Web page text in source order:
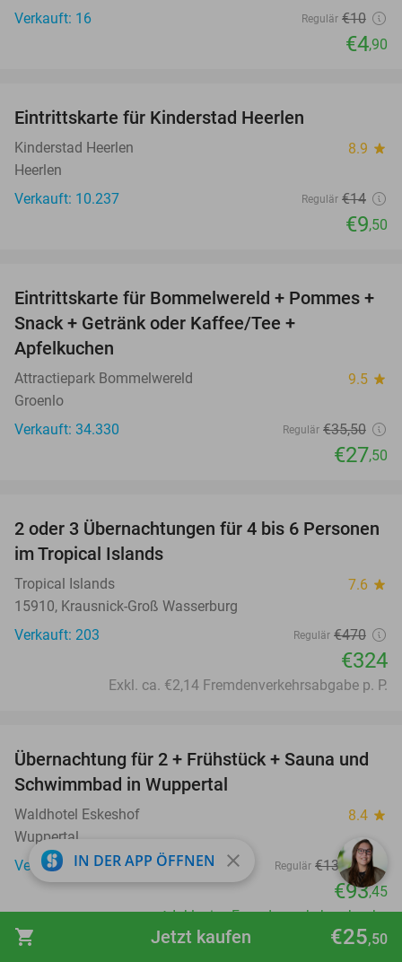
shopping_cart €25,50
Jetzt kaufen
Verkauft: 16
Regulär €10
€4,90
Eintrittskarte für Kinderstad Heerlen
Kinderstad Heerlen 8.9 star
Heerlen
Verkauft: 10.237
Regulär €14
€9,50
23%
Eintrittskarte für Bommelwereld + Pommes +
Snack + Getränk oder Kaffee/Tee +
Apfelkuchen
Attractiepark Bommelwereld 9.5 star
Groenlo
Verkauft: 34.330
Regulär €35,50
€27,50
31%
2 oder 3 Übernachtungen für 4 bis 6 Personen
im Tropical Islands
Tropical Islands 7.6 star
15910, Krausnick-Groß Wasserburg
Verkauft: 203
Regulär €470
€324
Exkl. ca. €2,14 Fremdenverkehrsabgabe p. P.
33%
Übernachtung für 2 + Frühstück + Sauna und
Schwimmbad in Wuppertal
Waldhotel Eskeshof 8.4 star
Wuppertal
Verkauft: 205
Regulär €138,60
€93,45
Inklusive Fremdenverkehrsabgabe
favorite_border
IN DER APP ÖFFNEN close